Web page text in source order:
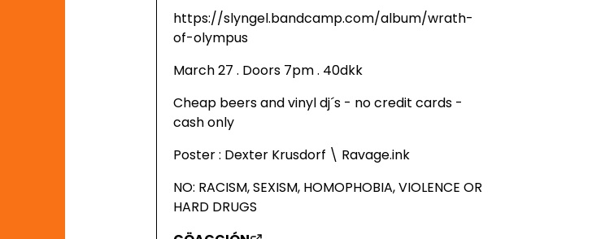
https://slyngel.bandcamp.com/album/wrath-
of-olympus
March 27 . Doors 7pm . 40dkk
Cheap beers and vinyl dj´s - no credit cards -
cash only
Poster : Dexter Krusdorf \ Ravage.ink
NO: RACISM, SEXISM, HOMOPHOBIA, VIOLENCE OR
HARD DRUGS